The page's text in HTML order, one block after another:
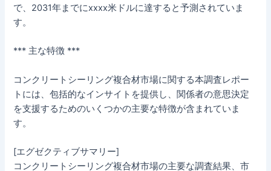
で、2031年までにxxxx米ドルに達すると予測されていま
す。
*** 主な特徴 ***
コンクリートシーリング複合材市場に関する本調査レポー
トには、包括的なインサイトを提供し、関係者の意思決定
を支援するためのいくつかの主要な特徴が含まれていま
す。
[エグゼクティブサマリー]
コンクリートシーリング複合材市場の主要な調査結果、市